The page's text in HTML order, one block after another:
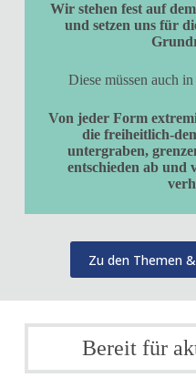
Wir stehen fest auf
und setzen uns für
Diese müssen auch
Von jeder Form
die freiheitlich-
untergraben,
entschieden ab und
Zu den Themen
Bereit für